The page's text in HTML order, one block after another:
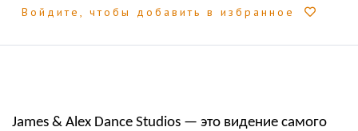
Войдите, чтобы добавить в избранное
James & Alex Dance Studios — это видение самого